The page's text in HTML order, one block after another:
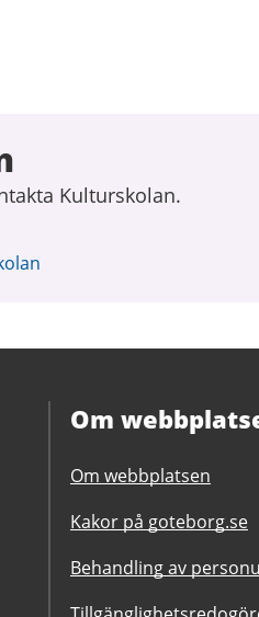
Kulturskolan.
Om
Om webbplatsen
Kakor på goteborg.se
Behandling av